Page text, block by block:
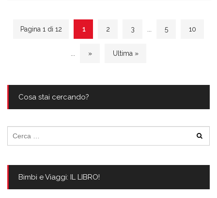
Pagina 1 di 12 1 2 3 ... 5 10
... » Ultima »
Cosa stai cercando?
per:
Bimbi e Viaggi: IL LIBRO!